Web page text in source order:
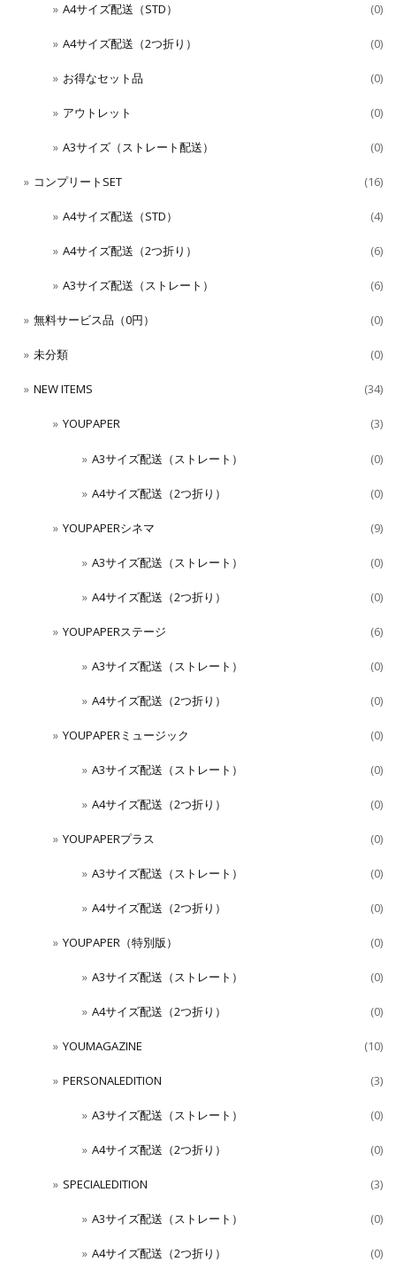
A4サイズ配送（STD） (0)
A4サイズ配送（2つ折り） (0)
お得なセット品 (0)
アウトレット (0)
A3サイズ（ストレート配送） (0)
コンプリートSET (16)
A4サイズ配送（STD） (4)
A4サイズ配送（2つ折り） (6)
A3サイズ配送（ストレート） (6)
無料サービス品（0円） (0)
未分類 (0)
NEW ITEMS (34)
YOUPAPER (3)
A3サイズ配送（ストレート） (0)
A4サイズ配送（2つ折り） (0)
YOUPAPERシネマ (9)
A3サイズ配送（ストレート） (0)
A4サイズ配送（2つ折り） (0)
YOUPAPERステージ (6)
A3サイズ配送（ストレート） (0)
A4サイズ配送（2つ折り） (0)
YOUPAPERミュージック (0)
A3サイズ配送（ストレート） (0)
A4サイズ配送（2つ折り） (0)
YOUPAPERプラス (0)
A3サイズ配送（ストレート） (0)
A4サイズ配送（2つ折り） (0)
YOUPAPER（特別版） (0)
A3サイズ配送（ストレート） (0)
A4サイズ配送（2つ折り） (0)
YOUMAGAZINE (10)
PERSONALEDITION (3)
A3サイズ配送（ストレート） (0)
A4サイズ配送（2つ折り） (0)
SPECIALEDITION (3)
A3サイズ配送（ストレート） (0)
A4サイズ配送（2つ折り） (0)